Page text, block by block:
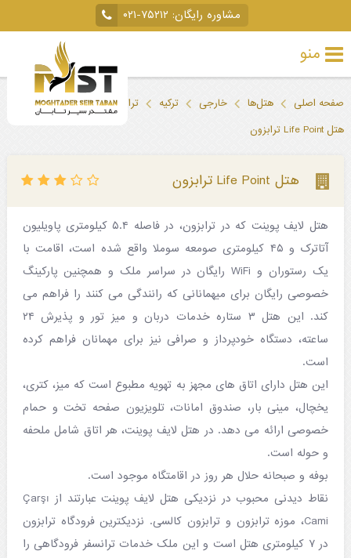
مشاوره رایگان: ۰۲۱-۷۵۲۱۲
منو
داخلی
لحظه
آخری
جاذبه‌های
گردشگری
صفحه اصلی هتل‌ها خارجی ترکیه
ترابزون
هتل Life Point ترابزون
هتل Life Point ترابزون
هتل لایف پوینت که در ترابزون، در فاصله ۵.۴ کیلومتری پاویلیون
آتاترک و ۴۵ کیلومتری صومعه سوملا واقع شده است، اقامت با
یک رستوران و WiFi رایگان در سراسر ملک و همچنین پارکینگ
خصوصی رایگان برای میهمانانی که رانندگی می کنند را فراهم می
کند. این هتل ۳ ستاره خدمات دربان و میز تور و پذیرش ۲۴
ساعته، دستگاه خودپرداز و صرافی نیز برای مهمانان فراهم کرده
است.
این هتل دارای اتاق های مجهز به تهویه مطبوع است که میز، کتری،
یخچال، مینی بار، صندوق امانات، تلویزیون صفحه تخت و حمام
خصوصی ارائه می دهد. در هتل لایف پوینت، هر اتاق شامل ملحفه
و حوله است.
بوفه و صبحانه حلال هر روز در اقامتگاه موجود است.
نقاط دیدنی محبوب در نزدیکی هتل لایف پوینت عبارتند از Çarşı
Cami، موزه ترابزون و ترابزون کالسی. نزدیکترین فرودگاه ترابزون
در ۷ کیلومتری هتل است و این ملک خدمات ترانسفر فرودگاهی را